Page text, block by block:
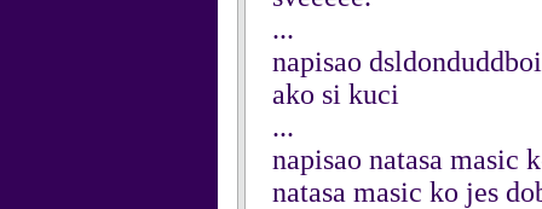
...
napisao
ako si kuci
...
napisao natasa masic
natasa masic ko jes